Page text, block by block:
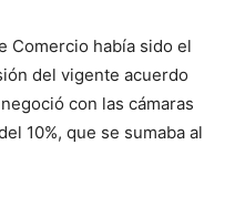
Comercio había sido el
del vigente acuerdo
con las cámaras
10%, que se sumaba al